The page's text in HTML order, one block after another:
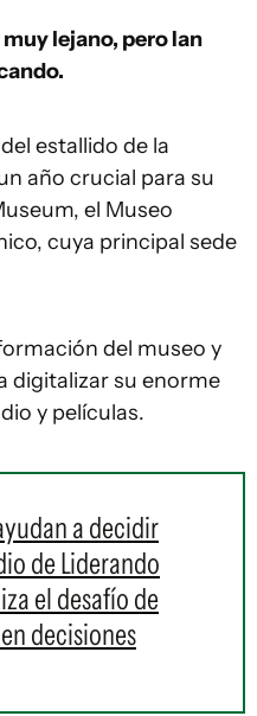
lejano, pero Ian
estallido de la
año crucial para su
el Museo
cuya principal sede
del museo y
digitalizar su enorme
y películas.
a decidir
de Liderando
el desafío de
decisiones